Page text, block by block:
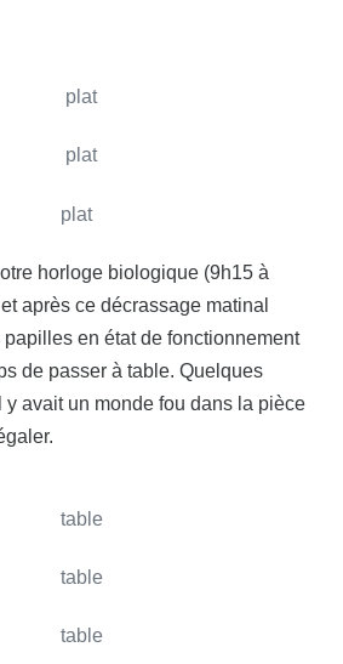
horloge biologique (9h15 à
après ce décrassage matinal
papilles en état de fonctionnement
de passer à table. Quelques
y avait un monde fou dans la pièce